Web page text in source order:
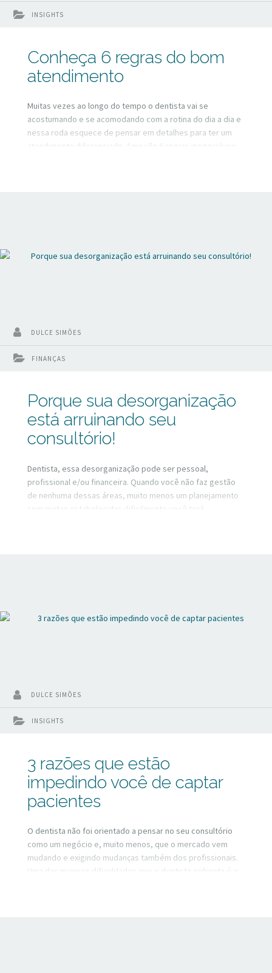
INSIGHTS
Conheça 6 regras do bom
atendimento
Muitas vezes ao longo do tempo o dentista vai se
acostumando e se acomodando com a rotina do dia a dia e
nessa roda esquece de pensar em detalhes para ter um
atendimento diferenciado. Aqui vão 6 regras inegociáveis
FINANÇAS
DULCE SIMÕES
Porque sua desorganização
está arruinando seu
consultório!
Dentista, essa desorganização pode ser pessoal,
profissional e/ou financeira. Quando você não faz gestão
de nenhuma dessas áreas, muito menos um planejamento
com metas estabelecidas dificilmente você terá
INSIGHTS
DULCE SIMÕES
3 razões que estão
impedindo você de captar
pacientes
O dentista não foi orientado a pensar no seu consultório
como um negócio e, muito menos, que o mercado vem
mudando e exigindo mudanças também dos profissionais.
Uma das maiores dificuldades que o dentista enfrenta é a